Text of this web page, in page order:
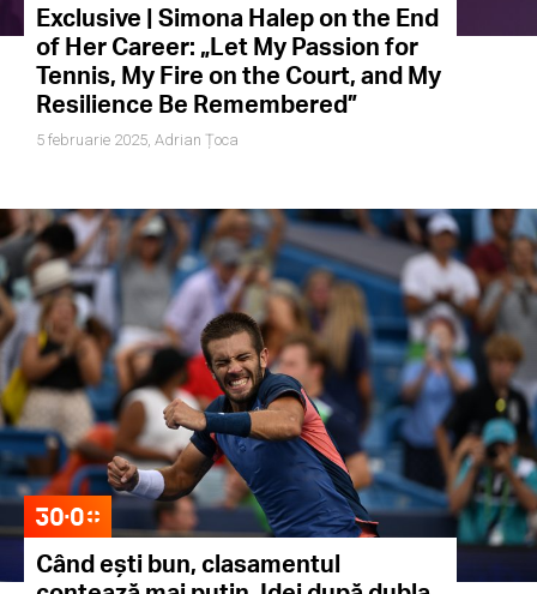
Exclusive | Simona Halep on the End
of Her Career: „Let My Passion for
Tennis, My Fire on the Court, and My
Resilience Be Remembered”
5 februarie 2025, Adrian Țoca
Când ești bun, clasamentul